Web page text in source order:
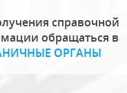
справочной
обращаться в
ОРГАНЫ